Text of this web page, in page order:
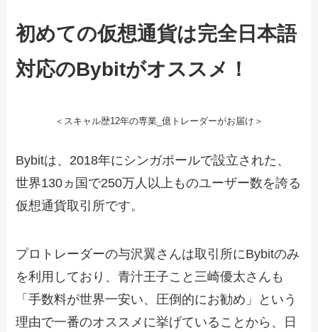
初めての仮想通貨は完全日本語
対応のBybitがオススメ！
＜スキャル歴12年の専業_億トレーダーがお届け＞
Bybitは、2018年にシンガポールで設立された、
世界130ヵ国で250万人以上ものユーザー数を誇る
仮想通貨取引所です。
プロトレーダーの与沢翼さんは取引所にBybitのみ
を利用しており、青汁王子こと三崎優太さんも
「手数料が世界一安い、圧倒的にお勧め」という
理由で一番のオススメに挙げていることから、日